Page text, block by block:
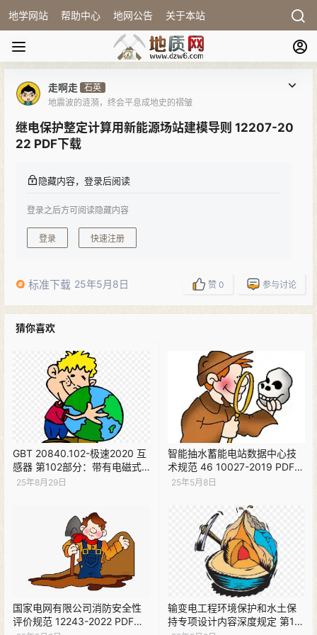
地学网站 帮助中心 地网公告 关于本站
走啊走 石英
地震波的涟漪，终会平息成地史的褶皱
继电保护整定计算用新能源场站建模导则 12207-20
22 PDF下载
隐藏内容，登录后阅读
登录之后方可阅读隐藏内容
登录 快速注册
标准下载 25年5月8日 赞 0 参与讨论
猜你喜欢
GBT 20840.102-极速2020 互
感器 第102部分：带有电磁式
电压互感器的变电站中的铁磁
25年8月29日
智能抽水蓄能电站数据中心技
术规范 46 10027-2019 PDF下
载
25年5月8日
国家电网有限公司消防安全性
评价规范 12243-2022 PDF下
输变电工程环境保护和水土保
持专项设计内容深度规定 第1部